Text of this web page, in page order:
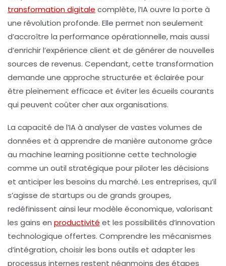
transformation digitale complète, l’IA ouvre la porte à
une révolution profonde. Elle permet non seulement
d’accroître la performance opérationnelle, mais aussi
d’enrichir l’expérience client et de générer de nouvelles
sources de revenus. Cependant, cette transformation
demande une approche structurée et éclairée pour
être pleinement efficace et éviter les écueils courants
qui peuvent coûter cher aux organisations.
La capacité de l’IA à analyser de vastes volumes de
données et à apprendre de manière autonome grâce
au machine learning positionne cette technologie
comme un outil stratégique pour piloter les décisions
et anticiper les besoins du marché. Les entreprises, qu’il
s’agisse de startups ou de grands groupes,
redéfinissent ainsi leur modèle économique, valorisant
les gains en productivité et les possibilités d’innovation
technologique offertes. Comprendre les mécanismes
d’intégration, choisir les bons outils et adapter les
processus internes restent néanmoins des étapes